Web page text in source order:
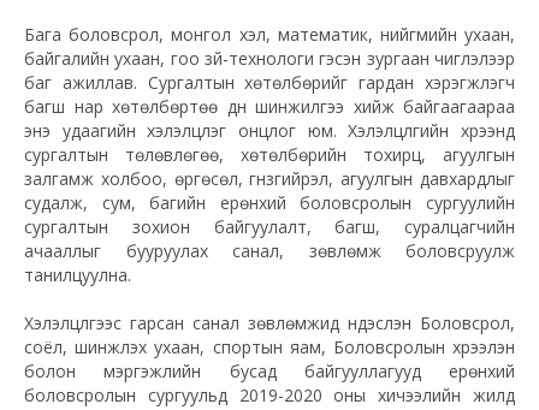
Бага боловсрол, монгол хэл, математик, нийгмийн ухаан,
байгалийн ухаан, гоо зүй-технологи гэсэн зургаан чиглэлээр
баг ажиллав. Сургалтын хөтөлбөрийг гардан хэрэгжүүлэгч
багш нар хөтөлбөртөө дүн шинжилгээ хийж байгаагаараа
энэ удаагийн хэлэлцүүлэг онцлог юм. Хэлэлцүүлгийн хүрээнд
сургалтын төлөвлөгөө, хөтөлбөрийн тохирц, агуулгын
залгамж холбоо, өргөсөл, гүнзгийрэл, агуулгын давхардлыг
судалж, сум, багийн ерөнхий боловсролын сургуулийн
сургалтын зохион байгуулалт, багш, суралцагчийн
ачааллыг бууруулах санал, зөвлөмж боловсруулж
танилцуулна.
Хэлэлцүүлгээс гарсан санал зөвлөмжид үндэслэн Боловсрол,
соёл, шинжлэх ухаан, спортын яам, Боловсролын хүрээлэн
болон мэргэжлийн бусад байгууллагууд ерөнхий
боловсролын сургуульд 2019-2020 оны хичээлийн жилд